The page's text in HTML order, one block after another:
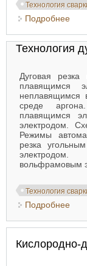
Технология
Подробнее
Технология
Дуговая резка
плавящимся
неплавящимся
среде
плавящимся
электродом.
Режимы
резка
вольфрамовым
Технология
Подробнее
Кислородно-